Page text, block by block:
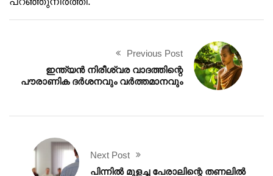
Previous Post
ഇന്ത്യൻ നിരീശ്വര വാദത്തിന്റെ
പൗരാണിക ദർശനവും വർത്തമാനവും
Next Post
പിന്നിൽ മുളച്ച പേരാലിന്റെ തണലിൽ